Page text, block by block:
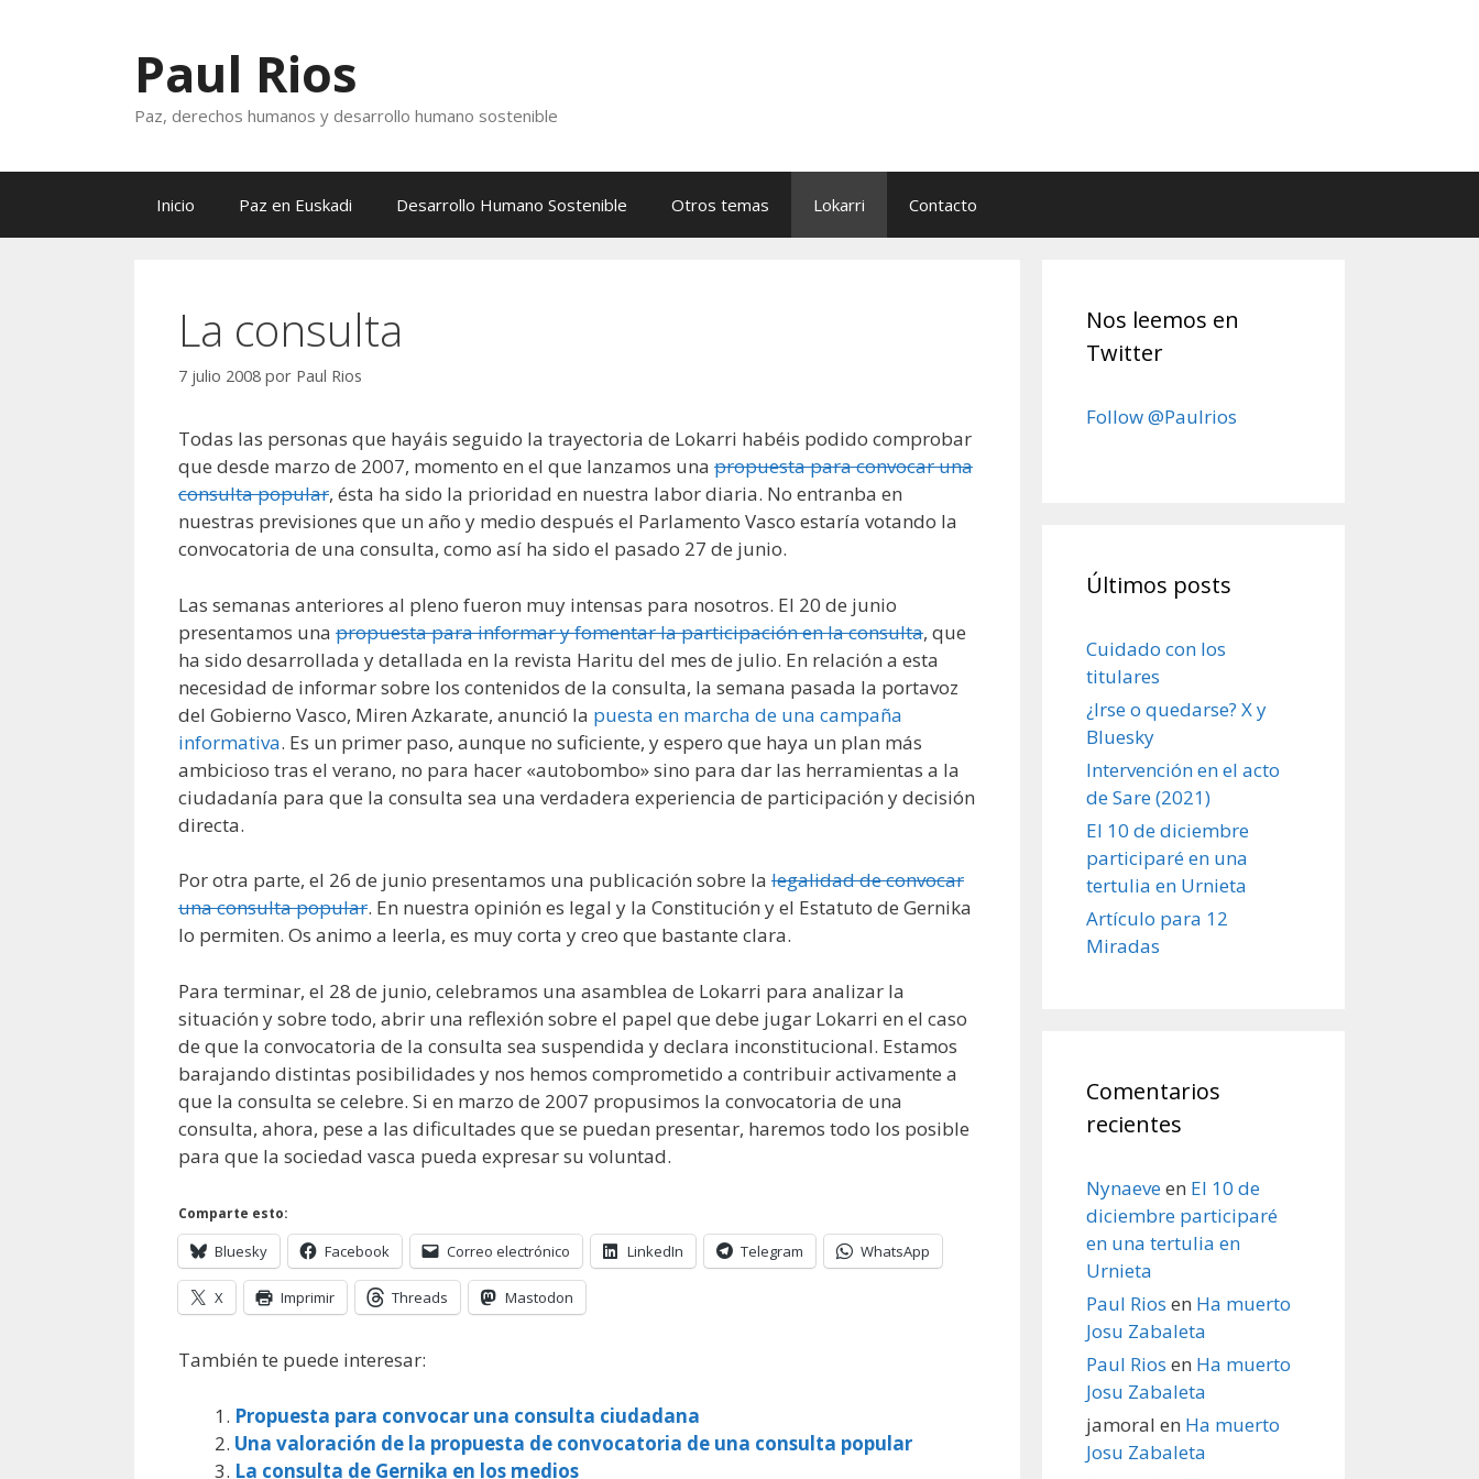
Paul Rios
Paz, derechos humanos y desarrollo humano sostenible
Inicio Paz en Euskadi Desarrollo Humano Sostenible Otros temas Lokarri Contacto
La consulta
7 julio 2008 por Paul Rios
Todas las personas que hayáis seguido la trayectoria de Lokarri habéis podido comprobar
que desde marzo de 2007, momento en el que lanzamos una propuesta para convocar una
consulta popular, ésta ha sido la prioridad en nuestra labor diaria. No entranba en
nuestras previsiones que un año y medio después el Parlamento Vasco estaría votando la
convocatoria de una consulta, como así ha sido el pasado 27 de junio.
Las semanas anteriores al pleno fueron muy intensas para nosotros. El 20 de junio
presentamos una propuesta para informar y fomentar la participación en la consulta, que
ha sido desarrollada y detallada en la revista Haritu del mes de julio. En relación a esta
necesidad de informar sobre los contenidos de la consulta, la semana pasada la portavoz
del Gobierno Vasco, Miren Azkarate, anunció la puesta en marcha de una campaña
informativa. Es un primer paso, aunque no suficiente, y espero que haya un plan más
ambicioso tras el verano, no para hacer «autobombo» sino para dar las herramientas a la
ciudadanía para que la consulta sea una verdadera experiencia de participación y decisión
directa.
Por otra parte, el 26 de junio presentamos una publicación sobre la legalidad de convocar
una consulta popular. En nuestra opinión es legal y la Constitución y el Estatuto de Gernika
lo permiten. Os animo a leerla, es muy corta y creo que bastante clara.
Para terminar, el 28 de junio, celebramos una asamblea de Lokarri para analizar la
situación y sobre todo, abrir una reflexión sobre el papel que debe jugar Lokarri en el caso
de que la convocatoria de la consulta sea suspendida y declara inconstitucional. Estamos
barajando distintas posibilidades y nos hemos comprometido a contribuir activamente a
que la consulta se celebre. Si en marzo de 2007 propusimos la convocatoria de una
consulta, ahora, pese a las dificultades que se puedan presentar, haremos todo los posible
para que la sociedad vasca pueda expresar su voluntad.
Comparte esto:
Bluesky Facebook Correo electrónico LinkedIn Telegram WhatsApp
X Imprimir Threads Mastodon
También te puede interesar:
Propuesta para convocar una consulta ciudadana
Una valoración de la propuesta de convocatoria de una consulta popular
La consulta de Gernika en los medios
Nos leemos en
Twitter
Follow @Paulrios
Últimos posts
Cuidado con los
titulares
¿Irse o quedarse? X y
Bluesky
Intervención en el acto
de Sare (2021)
El 10 de diciembre
participaré en una
tertulia en Urnieta
Artículo para 12
Miradas
Comentarios
recientes
Nynaeveen El 10 de
diciembre participaré
en una tertulia en
Urnieta
Paul Rios en Ha muerto
Josu Zabaleta
Paul Rios en Ha muerto
Josu Zabaleta
jamoral en Ha muerto
Josu Zabaleta